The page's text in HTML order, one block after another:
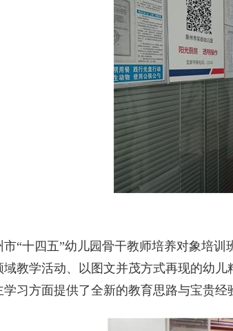
十四五”幼儿园骨干教师培养对象培训
教学活动、以图文并茂方式再现的幼
习方面提供了全新的教育思路与宝贵经